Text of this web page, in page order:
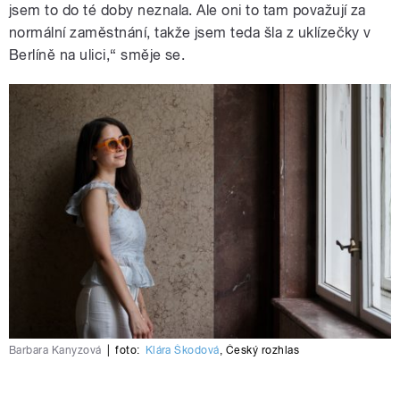
jsem to do té doby neznala. Ale oni to tam považují za
normální zaměstnání, takže jsem teda šla z uklízečky v
Berlíně na ulici,“ směje se.
Barbara Kanyzová foto: Klára Škodová, Český rozhlas